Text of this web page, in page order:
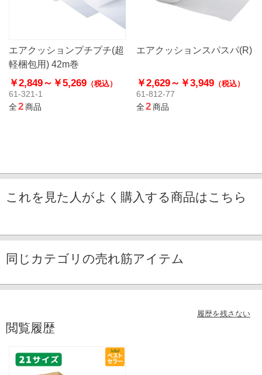
エアクッションプチプチ(超
軽梱包用) 42m巻
￥2,849～ ￥5,269 （税込）
61-321-1
全2商品
エアクッションスパスパ(R)
￥2,629～ ￥3,949 （税込）
61-812-77
全2商品
これを見た人がよく購入する商品はこちら
同じカテゴリの売れ筋アイテム
履歴を残さない
閲覧履歴